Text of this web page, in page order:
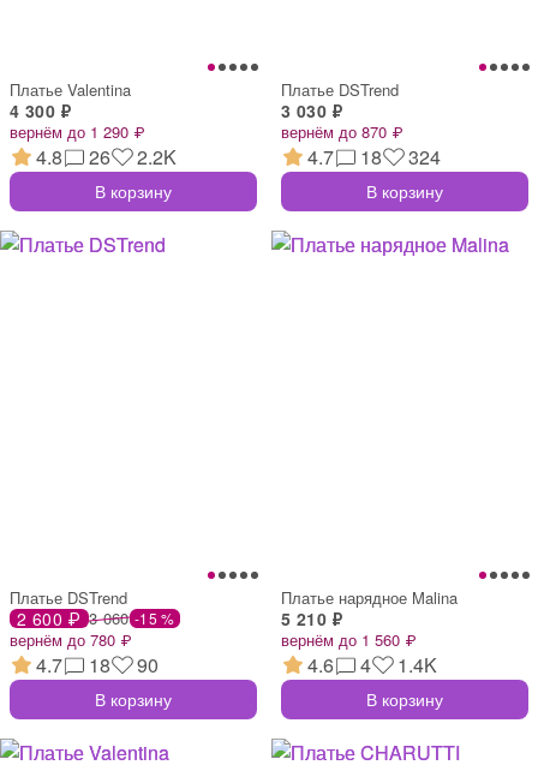
Платье Valentina
4 300 ₽
вернём до 1 290 ₽
4.8 26 2.2K
В корзину
Платье DSTrend
3 030 ₽
вернём до 870 ₽
4.7 18 324
В корзину
Платье DSTrend
2 600 ₽ 3 060 -15 %
вернём до 780 ₽
4.7 18 90
В корзину
Платье нарядное Malina
5 210 ₽
вернём до 1 560 ₽
4.6 4 1.4K
В корзину